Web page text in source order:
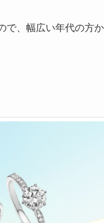
で、幅広い年代の方